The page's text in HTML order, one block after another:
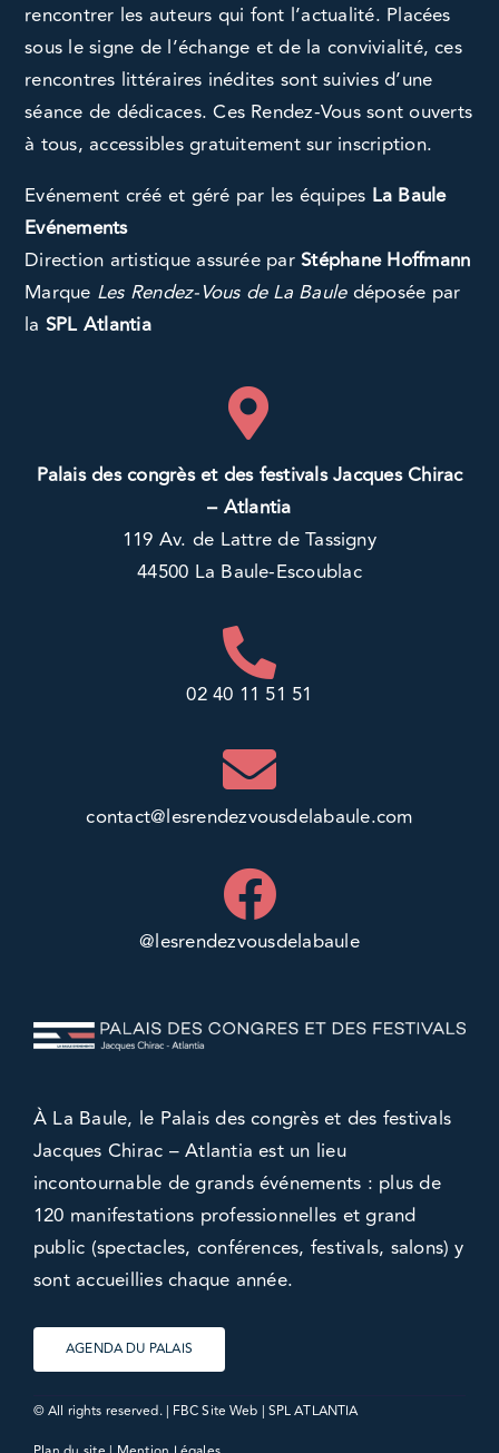
rencontrer les auteurs qui font l’actualité. Placées
sous le signe de l’échange et de la convivialité, ces
rencontres littéraires inédites sont suivies d’une
séance de dédicaces. Ces Rendez-Vous sont ouverts
à tous, accessibles gratuitement sur inscription.
Evénement créé et géré par les équipes La Baule
Evénements
Direction artistique assurée parStéphane Hoffmann
Marque Les Rendez-Vous de La Bauledéposée par
la SPL Atlantia
Palais des congrès et des festivals Jacques Chirac
– Atlantia
119 Av. de Lattre de Tassigny
44500 La Baule-Escoublac
02 40 11 51 51
contact@lesrendezvousdelabaule.com
@lesrendezvousdelabaule
À La Baule, le Palais des congrès et des festivals
Jacques Chirac – Atlantia est un lieu
incontournable de grands événements : plus de
120 manifestations professionnelles et grand
public (spectacles, conférences, festivals, salons) y
sont accueillies chaque année.
AGENDA DU PALAIS
© All rights reserved. | FBC Site Web | SPL ATLANTIA